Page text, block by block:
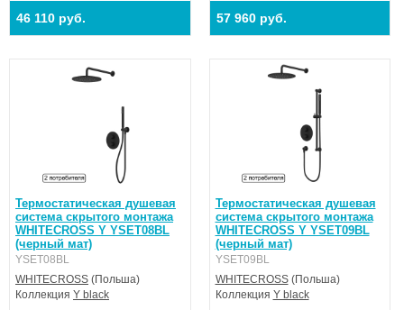
46 110 руб. 57 960 руб.
Термостатическая душевая
система скрытого монтажа
WHITECROSS Y YSET08BL
(черный мат)
YSET08BL
WHITECROSS (Польша)
Коллекция Y black
Термостатическая душевая
система скрытого монтажа
WHITECROSS Y YSET09BL
(черный мат)
YSET09BL
WHITECROSS(Польша)
Коллекция Y black